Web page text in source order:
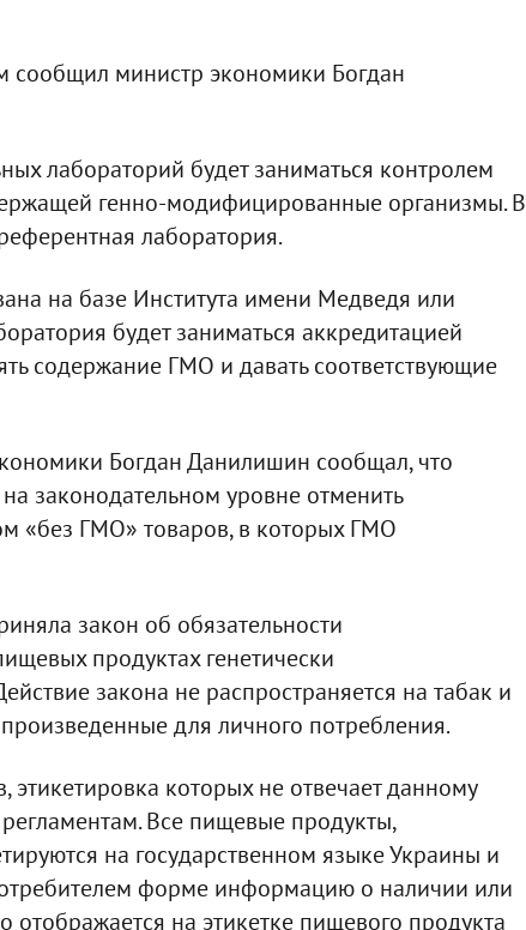
сообщил министр экономики Богдан
лабораторий будет заниматься контролем
генно-модифицированные организмы. В
лаборатория.
на базе Института имени Медведя или
будет заниматься аккредитацией
содержание ГМО и давать соответствующие
Богдан Данилишин сообщал, что
законодательном уровне отменить
«без ГМО» товаров, в которых ГМО
закон об обязательности
продуктах генетически
закона не распространяется на табак и
для личного потребления.
которых не отвечает данному
Все пищевые продукты,
на государственном языке Украины и
форме информацию о наличии или
отображается на этикетке пищевого продукта